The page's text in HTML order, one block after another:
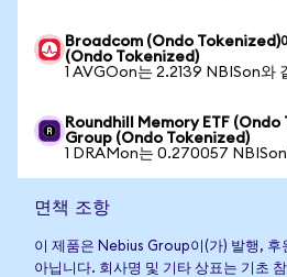
Broadcom (Ondo Tokenized)
(Ondo Tokenized)
1 AVGOon는 2.2139 NBISon와
Roundhill Memory ETF
Group (Ondo Tokenized)
1 DRAMon는 0.270057
면책 조항
이 제품은 Nebius Group이(가) 발행, 후
아닙니다. 회사명 및 기타 상표는 기초